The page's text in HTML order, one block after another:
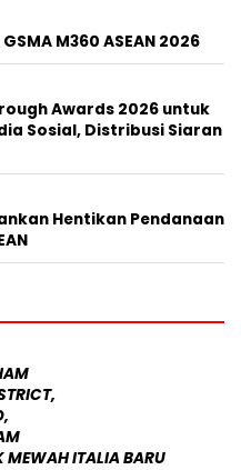
M360 ASEAN 2026
Awards 2026 untuk
Sosial, Distribusi Siaran
Hentikan Pendanaan
MEWAH ITALIA BARU